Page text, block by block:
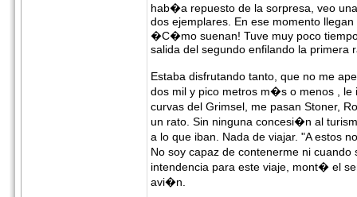
hab�a repuesto de la sorpresa, veo
dos ejemplares. En ese momento
�C�mo suenan! Tuve muy poco
salida del segundo enfilando la primera
Estaba disfrutando tanto, que no me
dos mil y pico metros m�s o menos ,
curvas del Grimsel, me pasan Stoner,
un rato. Sin ninguna concesi�n al
a lo que iban. Nada de viajar. "A estos
No soy capaz de contenerme ni
intendencia para este viaje, mont� el
avi�n.